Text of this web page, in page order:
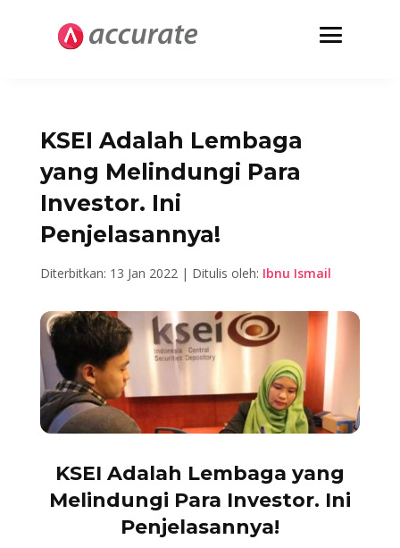
KSEI Adalah Lembaga
yang Melindungi Para
Investor. Ini
Penjelasannya!
Diterbitkan: 13 Jan 2022 | Ditulis oleh: Ibnu Ismail
KSEI Adalah Lembaga yang
Melindungi Para Investor. Ini
Penjelasannya!